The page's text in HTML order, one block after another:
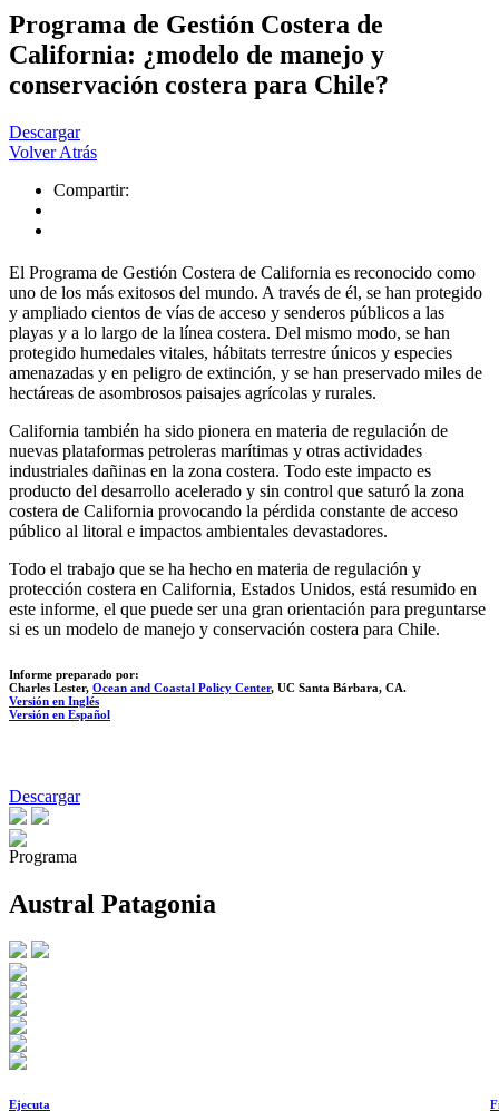
Programa de Gestión Costera de
California: ¿modelo de manejo y
conservación costera para Chile?
Descargar
Volver Atrás
Compartir:
El Programa de Gestión Costera de California es reconocido como
uno de los más exitosos del mundo. A través de él, se han protegido
y ampliado cientos de vías de acceso y senderos públicos a las
playas y a lo largo de la línea costera. Del mismo modo, se han
protegido humedales vitales, hábitats terrestre únicos y especies
amenazadas y en peligro de extinción, y se han preservado miles de
hectáreas de asombrosos paisajes agrícolas y rurales.
California también ha sido pionera en materia de regulación de
nuevas plataformas petroleras marítimas y otras actividades
industriales dañinas en la zona costera. Todo este impacto es
producto del desarrollo acelerado y sin control que saturó la zona
costera de California provocando la pérdida constante de acceso
público al litoral e impactos ambientales devastadores.
Todo el trabajo que se ha hecho en materia de regulación y
protección costera en California, Estados Unidos, está resumido en
este informe, el que puede ser una gran orientación para preguntarse
si es un modelo de manejo y conservación costera para Chile.
Informe preparado por:
Charles Lester, Ocean and Coastal Policy Center, UC Santa Bárbara, CA.
Versión en Inglés
Versión en Español
Descargar
Programa
Austral Patagonia
Ejecuta